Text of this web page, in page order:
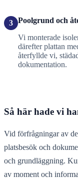
3 Poolgrund och
Vi monterade
därefter plattan
återfyllde vi,
dokumentation.
Så här hade vi
Vid förfrågningar av
platsbesök och
och grundläggning.
av moment och